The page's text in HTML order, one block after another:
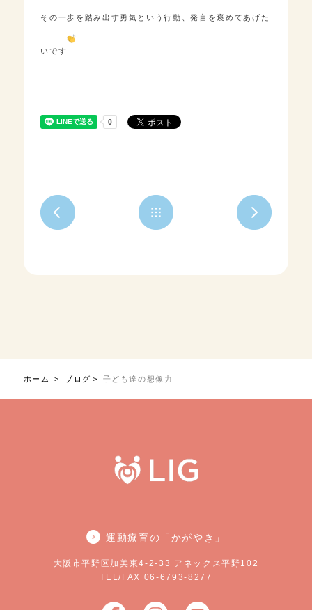
その一歩を踏み出す勇気という行動、発言を褒めてあげた
いです
ホーム ブログ 子ども達の想像力
運動療育の「かがやき」
大阪市平野区加美東4-2-33 アネックス平野102
TEL/FAX 06-6793-8277